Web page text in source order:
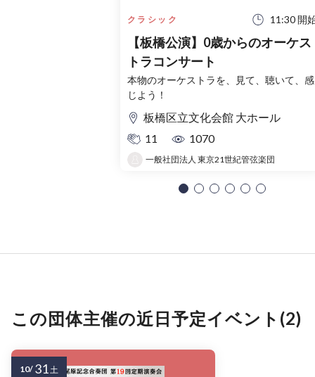
クラシック 11:30 開
【板橋公演】0歳からのオーケス
トラコンサート
本物のオーケストラを、見て、聴いて、感
じよう！
板橋区立文化会館 大ホール
11
1070
一般社団法人 東京21世紀管弦楽団
この団体主催の近日予定イベント(2)
10/ 31 土